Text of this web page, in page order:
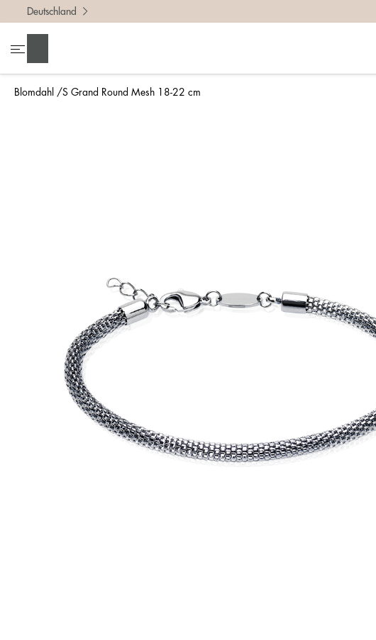
Blomdahl S Grand Round Mesh 18-22 cm
Deutschland